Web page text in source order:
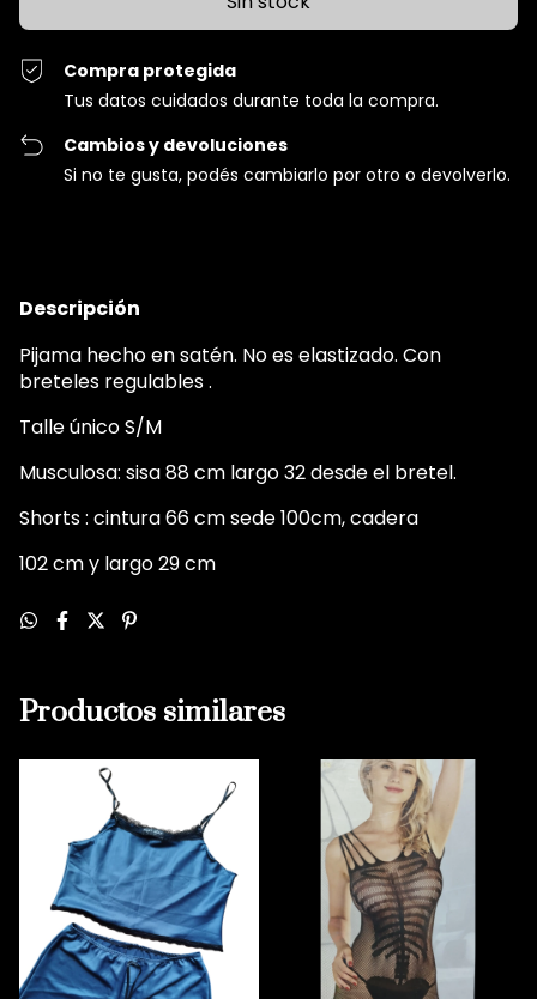
Compra protegida
Tus datos cuidados durante toda la compra.
Cambios y devoluciones
Si no te gusta, podés cambiarlo por otro o devolverlo.
Descripción
Pijama hecho en satén. No es elastizado. Con
breteles regulables .
Talle único S/M
Musculosa: sisa 88 cm largo 32 desde el bretel.
Shorts : cintura 66 cm sede 100cm, cadera
102 cm y largo 29 cm
Productos similares